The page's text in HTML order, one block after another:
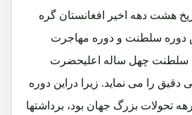
هشت دهه اخیر افغانستان گره
سلطنت و دوره مهاجرت
سلطنت چهل ساله اعلیحضرت
را می نماید. زیرا دراین دوره
تحولات بزرگ جهان بود، برداشتها